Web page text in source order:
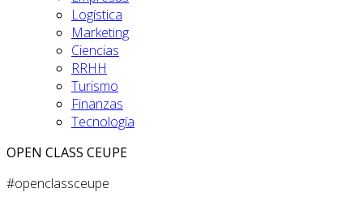
Logística
Marketing
Ciencias
RRHH
Turismo
Finanzas
Tecnología
OPEN CLASS CEUPE
#openclassceupe